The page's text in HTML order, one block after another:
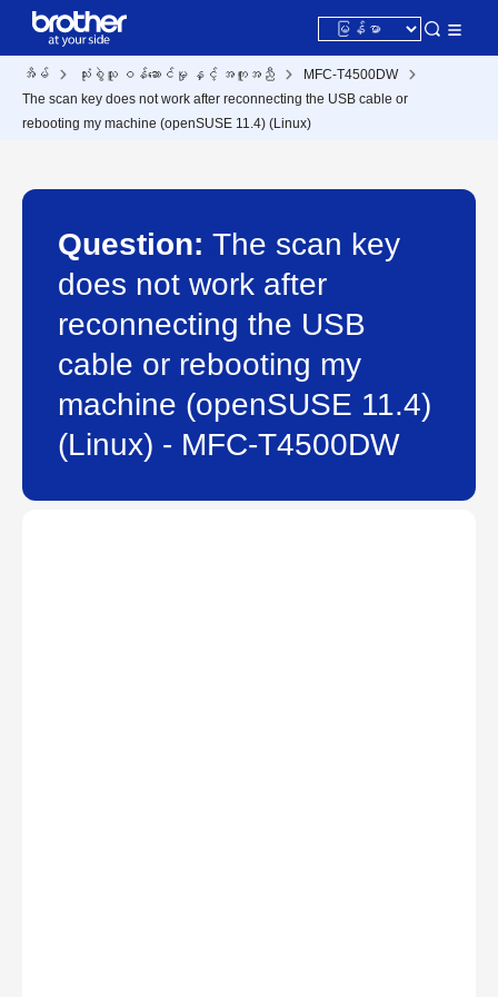
အိမ် သုံးစွဲသူ ဝန်ဆောင်မှု နှင့် အကူအညီ
MFC-T4500DW
The scan key does not work after reconnecting the USB cable or
rebooting my machine (openSUSE 11.4) (Linux)
Question: The scan key
does not work after
reconnecting the USB
cable or rebooting my
machine (openSUSE 11.4)
(Linux) - MFC-T4500DW